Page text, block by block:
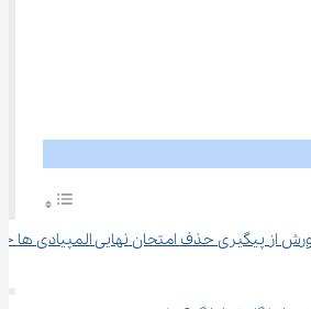
از پیگیری حذف امتحان نهایی المپیادی ها